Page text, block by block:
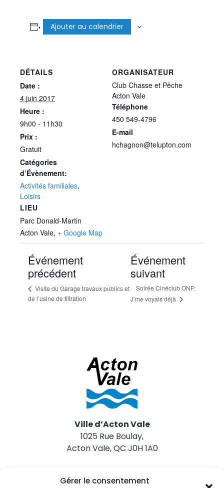
Gérer le consentement
Ajouter au calendrier
DÉTAILS
Date :
4 juin 2017
Heure :
9h00 - 11h30
Prix :
Gratuit
Catégories
d’Évènement:
Activités familiales,
Loisirs
LIEU
Parc Donald-Martin
Acton Vale, + Google Map
ORGANISATEUR
Club Chasse et Pêche
Acton Vale
Téléphone
450 549-4796
E-mail
hchagnon@telupton.com
Événement
précédent
Visite du Garage travaux publics et
de l’usine de filtration
Événement
suivant
Soirée Cinéclub ONF:
J’me voyais déjà
Ville d’Acton Vale
1025 Rue Boulay,
Acton Vale, QC J0H 1A0
Nous joindre